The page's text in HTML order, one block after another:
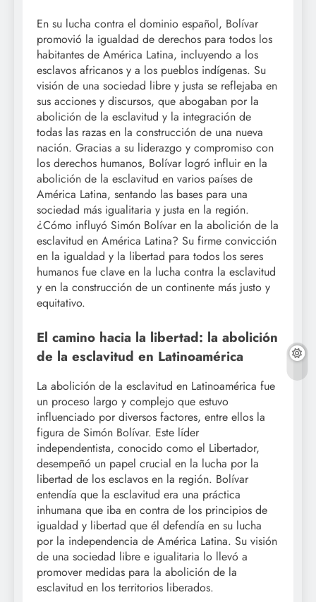
En su lucha contra el dominio español, Bolívar
promovió la igualdad de derechos para todos los
habitantes de América Latina, incluyendo a los
esclavos africanos y a los pueblos indígenas. Su
visión de una sociedad libre y justa se reflejaba en
sus acciones y discursos, que abogaban por la
abolición de la esclavitud y la integración de
todas las razas en la construcción de una nueva
nación. Gracias a su liderazgo y compromiso con
los derechos humanos, Bolívar logró influir en la
abolición de la esclavitud en varios países de
América Latina, sentando las bases para una
sociedad más igualitaria y justa en la región.
¿Cómo influyó Simón Bolívar en la abolición de la
esclavitud en América Latina? Su firme convicción
en la igualdad y la libertad para todos los seres
humanos fue clave en la lucha contra la esclavitud
y en la construcción de un continente más justo y
equitativo.
El camino hacia la libertad: la abolición
de la esclavitud en Latinoamérica
La abolición de la esclavitud en Latinoamérica fue
un proceso largo y complejo que estuvo
influenciado por diversos factores, entre ellos la
figura de Simón Bolívar. Este líder
independentista, conocido como el Libertador,
desempeñó un papel crucial en la lucha por la
libertad de los esclavos en la región. Bolívar
entendía que la esclavitud era una práctica
inhumana que iba en contra de los principios de
igualdad y libertad que él defendía en su lucha
por la independencia de América Latina. Su visión
de una sociedad libre e igualitaria lo llevó a
promover medidas para la abolición de la
esclavitud en los territorios liberados.